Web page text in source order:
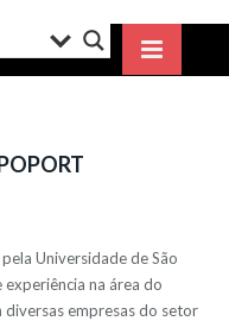
Universidade de São
na área do
diversas empresas do setor